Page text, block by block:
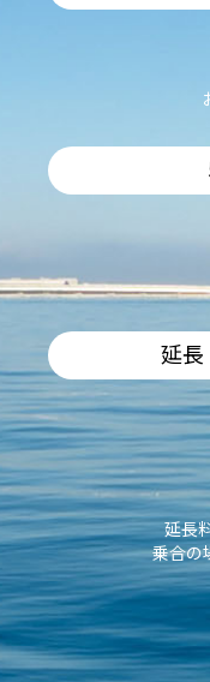
延長
延長
乗合の